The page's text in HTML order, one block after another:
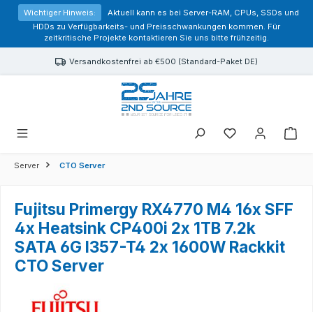
springen
Wichtiger Hinweis:
Aktuell kann es bei Server-RAM, CPUs, SSDs und
HDDs zu Verfügbarkeits- und Preisschwankungen kommen. Für
zeitkritische Projekte kontaktieren Sie uns bitte frühzeitig.
Versandkostenfrei ab €500 (Standard-Paket DE)
Sie haben 0
Server CTO Server
Fujitsu Primergy RX4770 M4 16x SFF
4x Heatsink CP400i 2x 1TB 7.2k
SATA 6G I357-T4 2x 1600W Rackkit
CTO Server